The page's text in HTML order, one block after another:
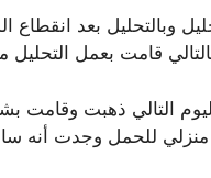
وبالتحليل بعد
قامت بعمل
التالي ذهبت وقامت
منزلي للحمل وجدت أنه